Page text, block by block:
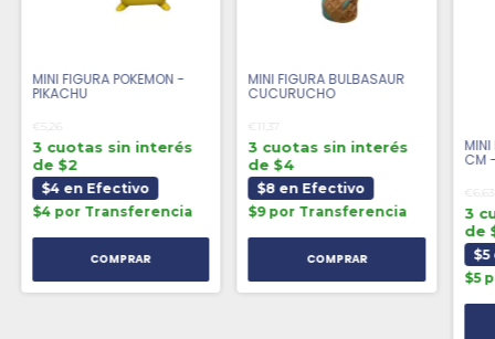
MINI FIGURA POKEMON -
PIKACHU
€5,26
3 cuotas sin interés
de $2
$4 en Efectivo
$4 por Transferencia
MINI FIGURA BULBASAUR
CUCURUCHO
€11,37
3 cuotas sin interés
de $4
$8 en Efectivo
$9 por Transferencia
MINI
CM
€6,63
3
de
$5